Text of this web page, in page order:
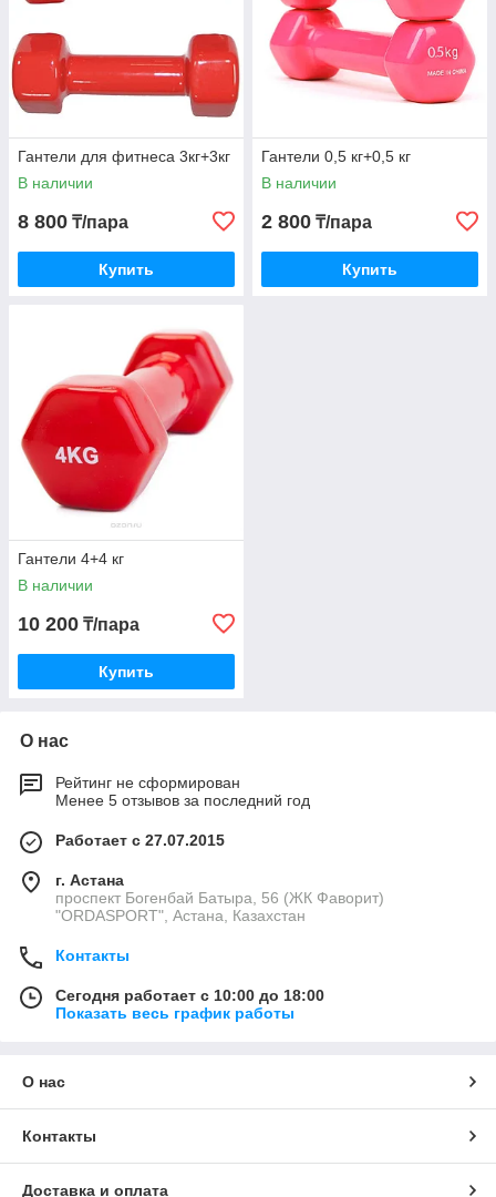
Гантели для фитнеса 3кг+3кг
В наличии
8 800 ₸/пара
Купить
Гантели 0,5 кг+0,5 кг
В наличии
2 800 ₸/пара
Купить
Гантели 4+4 кг
В наличии
10 200 ₸/пара
Купить
О нас
Рейтинг не сформирован
Менее 5 отзывов за последний год
Работает с 27.07.2015
г. Астана
проспект Богенбай Батыра, 56 (ЖК Фаворит)
"ORDASPORT", Астана, Казахстан
Контакты
Сегодня работает с 10:00 до 18:00
Показать весь график работы
О нас
Контакты
Доставка и оплата